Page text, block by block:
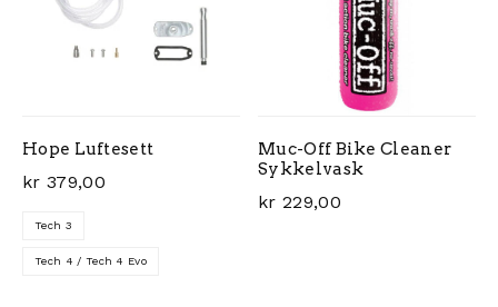
Hope Luftesett
kr 379,00
Tech 3
Tech 4 / Tech 4 Evo
Muc-Off Bike Cleaner
Sykkelvask
kr 229,00